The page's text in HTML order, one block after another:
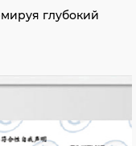
глубокий